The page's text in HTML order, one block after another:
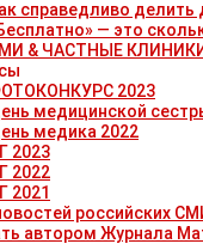
справедливо делить
— это
& ЧАСТНЫЕ КЛИНИКИ
2023
медицинской
медика 2022
2023
2022
2021
российских
автором Журнала